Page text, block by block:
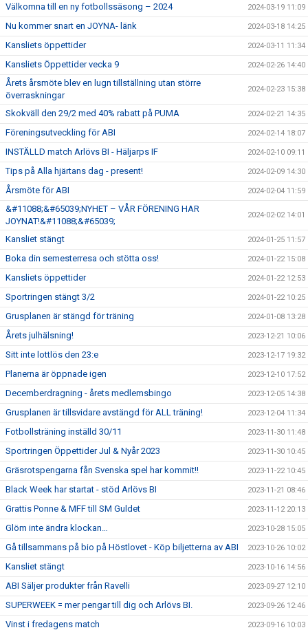
Välkomna till en ny fotbollssäsong – 2024 2024-03-19 11:09
Nu kommer snart en JOYNA- länk 2024-03-18 14:25
Kansliets öppettider 2024-03-11 11:34
Kansliets Öppettider vecka 9 2024-02-26 14:40
Årets årsmöte blev en lugn tillställning utan större
överraskningar
2024-02-23 15:38
Skokväll den 29/2 med 40% rabatt på PUMA 2024-02-21 14:35
Föreningsutveckling för ABI 2024-02-14 18:07
INSTÄLLD match Arlövs BI - Häljarps IF 2024-02-10 09:11
Tips på Alla hjärtans dag - present! 2024-02-09 14:30
Årsmöte för ABI 2024-02-04 11:59
&#11088;&#65039;NYHET – VÅR FÖRENING HAR
JOYNAT!&#11088;&#65039;
2024-02-02 14:01
Kansliet stängt 2024-01-25 11:57
Boka din semesterresa och stötta oss! 2024-01-22 15:08
Kansliets öppettider 2024-01-22 12:53
Sportringen stängt 3/2 2024-01-22 10:25
Grusplanen är stängd för träning 2024-01-08 13:28
Årets julhälsning! 2023-12-21 10:06
Sitt inte lottlös den 23:e 2023-12-17 19:32
Planerna är öppnade igen 2023-12-10 17:52
Decemberdragning - årets medlemsbingo 2023-12-05 14:38
Grusplanen är tillsvidare avstängd för ALL träning! 2023-12-04 11:34
Fotbollsträning inställd 30/11 2023-11-30 11:48
Sportringen Öppettider Jul & Nyår 2023 2023-11-30 10:45
Gräsrotspengarna fån Svenska spel har kommit!! 2023-11-22 10:45
Black Week har startat - stöd Arlövs BI 2023-11-21 08:46
Grattis Ponne & MFF till SM Guldet 2023-11-12 20:13
Glöm inte ändra klockan… 2023-10-28 15:05
Gå tillsammans på bio på Höstlovet - Köp biljetterna av ABI 2023-10-26 10:02
Kansliet stängt 2023-10-16 14:56
ABI Säljer produkter från Ravelli 2023-09-27 12:10
SUPERWEEK = mer pengar till dig och Arlövs BI. 2023-09-26 12:46
Vinst i fredagens match 2023-09-16 10:03